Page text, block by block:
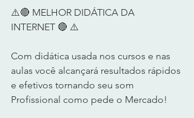
⚠️🔴 MELHOR DIDÁTICA DA
INTERNET 🔴 ⚠️
Com didática usada nos cursos e nas
aulas você alcançará resultados rápidos
e efetivos tornando seu som
Profissional como pede o Mercado!